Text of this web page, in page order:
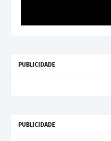
PUBLICIDADE
PUBLICIDADE